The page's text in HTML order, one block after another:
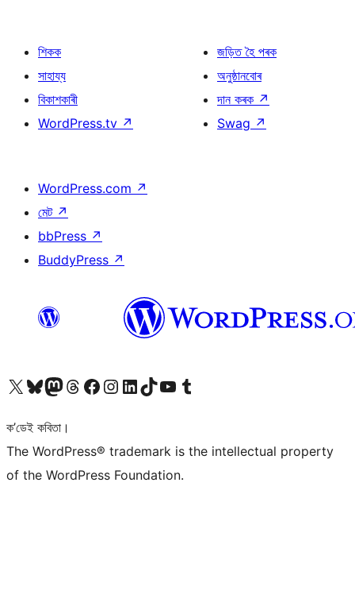
শিকক
সাহায্য
বিকাশকাৰী
WordPress.tv ↗
জড়িত হৈ পৰক
অনুষ্ঠানবোৰ
দান কৰক ↗
Swag ↗
WordPress.com ↗
মেট ↗
bbPress ↗
BuddyPress ↗
আমাৰ X (আগৰ Twitter) একাউণ্টলৈ যাওকআমাৰ Bluesky একাউণ্টলৈ যাওকআমাৰ Mastodon একাউণ্টলৈ যাওকআমাৰ Threads একাউণ্টলৈ যাওকআমাৰ Facebook পৃষ্ঠালৈ যাওকআমাৰ Instagram একাউণ্টলৈ যাওকআমাৰ LinkedIn একাউণ্টলৈ যাওকআমাৰ TikTok একাউণ্টলৈ যাওকআমাৰ YouTube চেনেললৈ যাওকআমাৰ Tumblr একাউণ্টলৈ যাওক
ক’ডেই কবিতা।
The WordPress® trademark is the intellectual property
of the WordPress Foundation.